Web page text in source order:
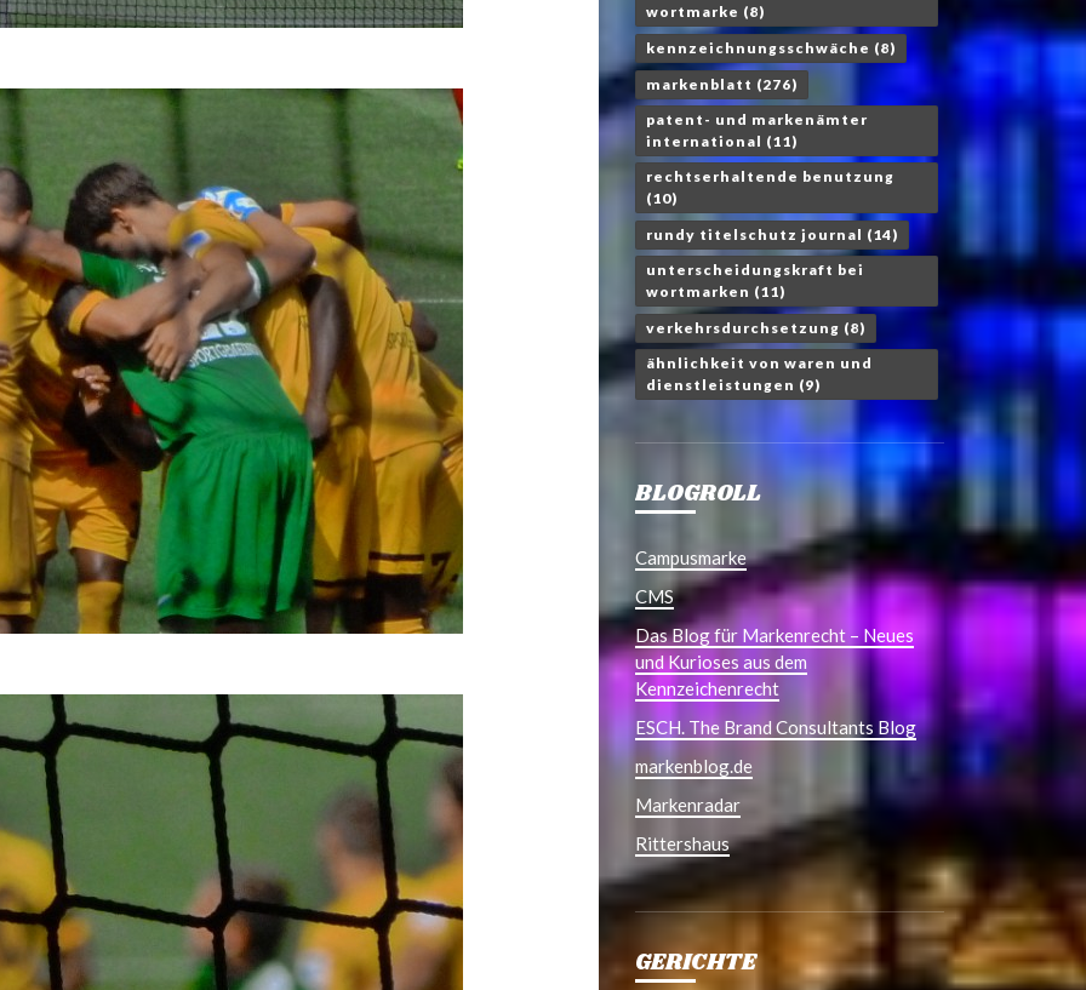
wortmarke (8)
kennzeichnungsschwäche (8)
markenblatt (276)
patent- und markenämter
international (11)
rechtserhaltende benutzung
(10)
rundy titelschutz journal (14)
unterscheidungskraft bei
wortmarken (11)
verkehrsdurchsetzung (8)
ähnlichkeit von waren und
dienstleistungen (9)
BLOGROLL
Campusmarke
CMS
Das Blog für Markenrecht – Neues
und Kurioses aus dem
Kennzeichenrecht
ESCH. The Brand Consultants Blog
markenblog.de
Markenradar
Rittershaus
GERICHTE